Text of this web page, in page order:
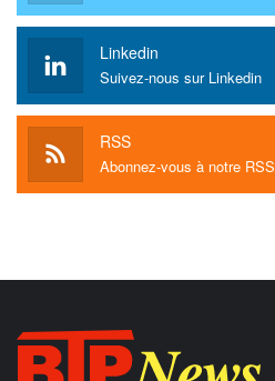
Linkedin
Suivez-nous sur Linkedin
RSS
Abonnez-vous à notre RSS